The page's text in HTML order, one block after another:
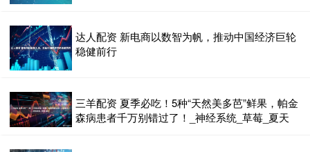
达人配资 新电商以数智为帆，推动中国经济巨轮
稳健前行
三羊配资 夏季必吃！5种“天然美多芭”鲜果，帕金
森病患者千万别错过了！_神经系统_草莓_夏天